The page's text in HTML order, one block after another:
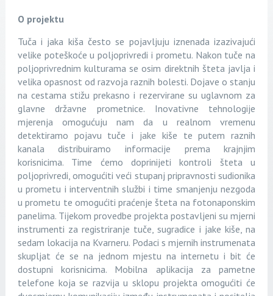
O projektu
Tuča i jaka kiša često se pojavljuju iznenada izazivajući
velike poteškoće u poljoprivredi i prometu. Nakon tuče na
poljoprivrednim kulturama se osim direktnih šteta javlja i
velika opasnost od razvoja raznih bolesti. Dojave o stanju
na cestama stižu prekasno i rezervirane su uglavnom za
glavne državne prometnice. Inovativne tehnologije
mjerenja omogućuju nam da u realnom vremenu
detektiramo pojavu tuče i jake kiše te putem raznih
kanala distribuiramo informacije prema krajnjim
korisnicima. Time ćemo doprinijeti kontroli šteta u
poljoprivredi, omogućiti veći stupanj pripravnosti sudionika
u prometu i interventnih službi i time smanjenju nezgoda
u prometu te omogućiti praćenje šteta na fotonaponskim
panelima. Tijekom provedbe projekta postavljeni su mjerni
instrumenti za registriranje tuče, sugradice i jake kiše, na
sedam lokacija na Kvarneru. Podaci s mjernih instrumenata
skupljat će se na jednom mjestu na internetu i bit će
dostupni korisnicima. Mobilna aplikacija za pametne
telefone koja se razvija u sklopu projekta omogućiti će